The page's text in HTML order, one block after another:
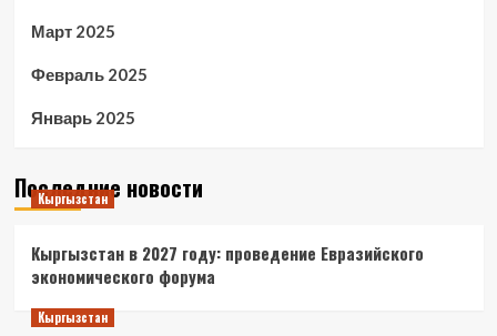
Март 2025
Февраль 2025
Январь 2025
Последние новости
Кыргызстан
Кыргызстан в 2027 году: проведение Евразийского
экономического форума
Кыргызстан